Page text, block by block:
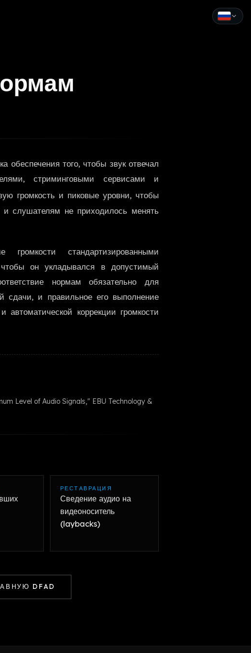
обеспечения того, чтобы звук отвечал
стриминговыми сервисами и
громкость и пиковые уровни, чтобы
слушателям не приходилось менять
стандартизированными
он укладывался в допустимый
нормам обязательно для
сдачи, и правильное его выполнение
автоматической коррекции громкости
Level of Audio Signals," EBU Technology &
РЕСТАВРАЦИЯ
Сведение аудио на
видеоноситель
(laybacks)
DFAD